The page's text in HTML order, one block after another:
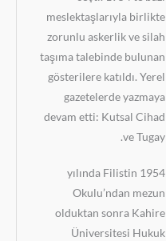
meslektaşlarıyla birlikte
zorunlu askerlik ve silah
taşıma talebinde bulunan
gösterilere katıldı. Yerel
gazetelerde yazmaya
devam etti: Kutsal Cihad
ve Tugay.
1954 yılında Filistin
Okulu’ndan mezun
olduktan sonra Kahire
Üniversitesi Hukuk